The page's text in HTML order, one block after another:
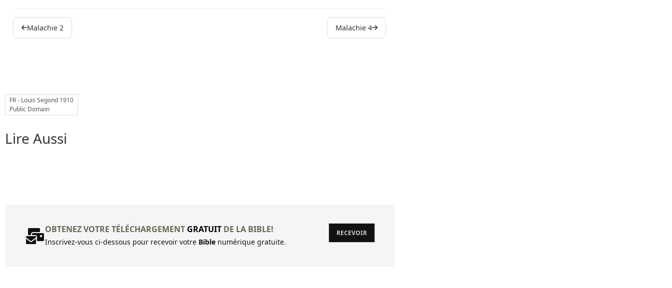
Malachie 2 Malachie 4
FR - Louis Segond 1910
Public Domain
Lire Aussi
OBTENEZ VOTRE TÉLÉCHARGEMENT GRATUIT DE LA BIBLE!
Inscrivez-vous ci-dessous pour recevoir votre Bible numérique gratuite.
RECEVOIR